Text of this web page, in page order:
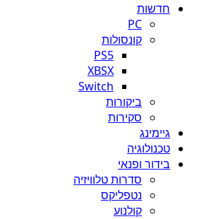
חדשות
PC
קונסולות
PS5
XBSX
Switch
ביקורות
סקירות
גיימינג
טכנולוגיה
בידור ופנאי
סדרות טלוויזיה
נטפליקס
קולנוע